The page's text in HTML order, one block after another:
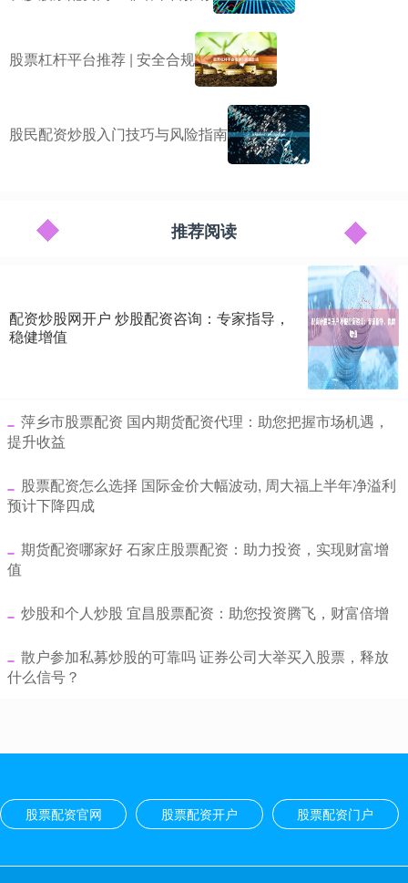
股票杠杆平台推荐 | 安全合规
股民配资炒股入门技巧与风险指南
推荐阅读
配资炒股网开户 炒股配资咨询：专家指导，
稳健增值
​萍乡市股票配资 国内期货配资代理：助您把握市场机遇，
提升收益
​股票配资怎么选择 国际金价大幅波动, 周大福上半年净溢利
预计下降四成
​期货配资哪家好 石家庄股票配资：助力投资，实现财富增
值
​炒股和个人炒股 宜昌股票配资：助您投资腾飞，财富倍增
​散户参加私募炒股的可靠吗 证券公司大举买入股票，释放
什么信号？
股票配资官网 股票配资开户 股票配资门户